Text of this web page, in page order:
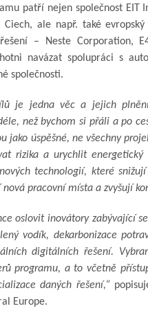
patří nejen společnost EIT
Ciech, ale např. také
– Neste Corporation,
navázat spolupráci s
společnosti.
je jedna věc a jejich
než bychom si přáli a po
jako úspěšné, ne všechny
rizika a urychlit
technologií, které
pracovní místa a zvyšují
oslovit inovátory zabývající
vodík, dekarbonizace
digitálních řešení.
programu, a to včetně
daných řešení,“
Europe.